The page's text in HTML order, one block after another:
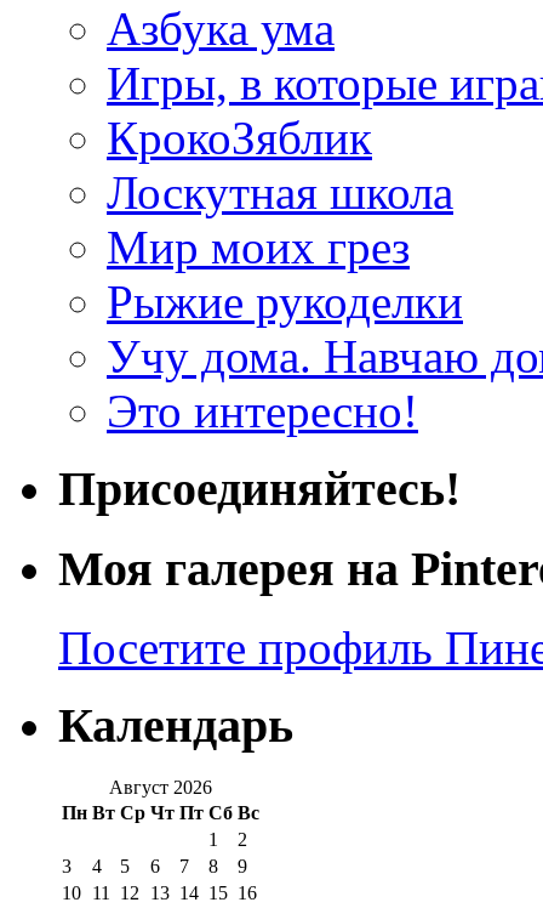
Азбука ума
Игры, в которые
КрокоЗяблик
Лоскутная школа
Мир моих грез
Рыжие рукоделки
Учу дома. Навчаю
Это интересно!
Присоединяйтесь!
Моя галерея на
Посетите профиль
Календарь
Август 2026
Пн Вт Ср Чт Пт Сб Вс
1
2
3
4 5 6 7 8
9
10 11 12 13 14 15 16